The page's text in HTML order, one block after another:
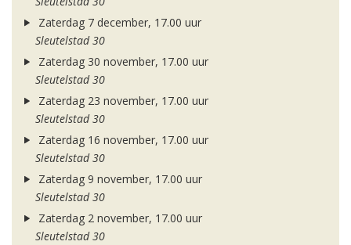
Zaterdag 7 december, 17.00 uur
Sleutelstad 30
Zaterdag 30 november, 17.00 uur
Sleutelstad 30
Zaterdag 23 november, 17.00 uur
Sleutelstad 30
Zaterdag 16 november, 17.00 uur
Sleutelstad 30
Zaterdag 9 november, 17.00 uur
Sleutelstad 30
Zaterdag 2 november, 17.00 uur
Sleutelstad 30